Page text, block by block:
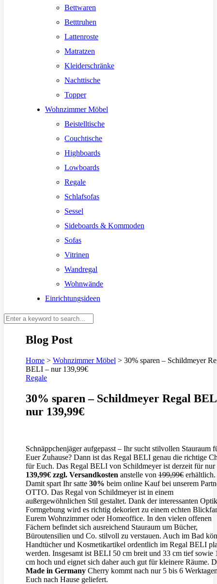
Bettwaren
Betttruhen
Lattenroste
Matratzen
Kleiderschränke
Nachttische
Topper
Wohnzimmer Möbel
Beistelltische
Couchtische
Highboards
Lowboards
Regale
Schlafsofas
Sessel
Sideboards & Kommoden
Sofas
Vitrinen
Wandregal
Wohnwände
Einrichtungsideen
Blog Post
Home > Wohnzimmer Möbel > 30% sparen – Schildmeyer
BELI – nur 139,99€
Regale
30% sparen – Schildmeyer Regal
nur 139,99€
Schnäppchenjäger aufgepasst – Ihr sucht stilvollen Stauraum
Euer Zuhause? Dann ist das Regal BELI genau die richtige
für Euch. Das Regal BELI von Schildmeyer ist derzeit für nur
139,99€ zzgl. Versandkosten anstelle von 199,99€ erhältlich.
Damit spart Ihr satte 30% beim online Kauf bei unserem
OTTO. Das Regal von Schildmeyer ist in einem
außergewöhnlichen Stil gestaltet. Dank der interessanten
Formgebung wird es richtig dekoriert zu einem echten
Eurem Wohnzimmer oder Homeoffice. In den vielen offenen
Fächern befindet sich ausreichend Stauraum um Bücher,
Büroutensilien und Co. stilvoll zu verstauen. Auch im Bad
Handtücher und Kosmetikartikel ordentlich im Regal BELI
werden. Insgesamt ist BELI 50 cm breit und 33 cm tief sowie
cm hoch und eignet sich daher auch gut für kleinere Räume.
Made in Germany Cherry kommt nach nur 5 bis 6
Euch nach Hause geliefert.